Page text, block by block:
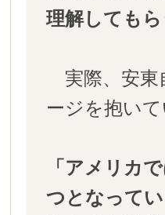
理解しても
実際、安東
ージを抱い
「アメリカ
つとなって